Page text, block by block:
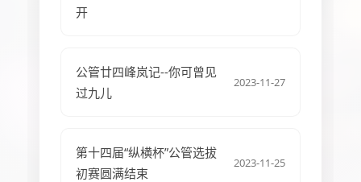
开
公管廿四峰岚记--你可曾见
过九儿
2023-11-27
第十四届“纵横杯”公管选拔
初赛圆满结束
2023-11-25